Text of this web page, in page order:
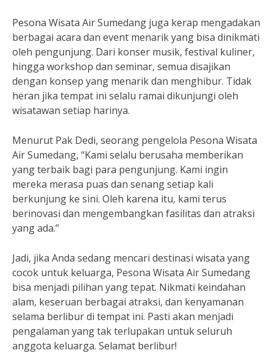
Pesona Wisata Air Sumedang juga kerap mengadakan
berbagai acara dan event menarik yang bisa dinikmati
oleh pengunjung. Dari konser musik, festival kuliner,
hingga workshop dan seminar, semua disajikan
dengan konsep yang menarik dan menghibur. Tidak
heran jika tempat ini selalu ramai dikunjungi oleh
wisatawan setiap harinya.
Menurut Pak Dedi, seorang pengelola Pesona Wisata
Air Sumedang, “Kami selalu berusaha memberikan
yang terbaik bagi para pengunjung. Kami ingin
mereka merasa puas dan senang setiap kali
berkunjung ke sini. Oleh karena itu, kami terus
berinovasi dan mengembangkan fasilitas dan atraksi
yang ada.”
Jadi, jika Anda sedang mencari destinasi wisata yang
cocok untuk keluarga, Pesona Wisata Air Sumedang
bisa menjadi pilihan yang tepat. Nikmati keindahan
alam, keseruan berbagai atraksi, dan kenyamanan
selama berlibur di tempat ini. Pasti akan menjadi
pengalaman yang tak terlupakan untuk seluruh
anggota keluarga. Selamat berlibur!